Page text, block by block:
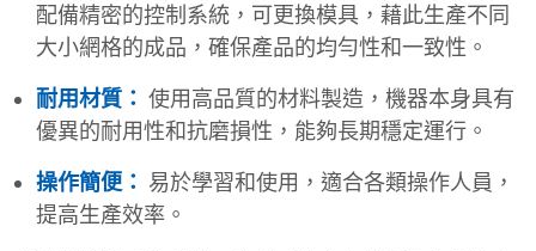
配備精密的控制系統，可更換模具，藉此生產不同
大小網格的成品，確保產品的均勻性和一致性。
耐用材質： 使用高品質的材料製造，機器本身具有
優異的耐用性和抗磨損性，能夠長期穩定運行。
操作簡便： 易於學習和使用，適合各類操作人員，
提高生產效率。